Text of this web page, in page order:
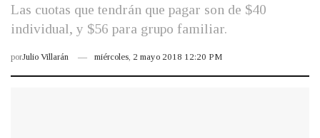
Las cuotas que tendrán que pagar son de $40
individual, y $56 para grupo familiar.
porJulio Villarán miércoles, 2 mayo 2018 12:20 PM